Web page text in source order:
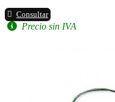
Consultar
Precio sin IVA